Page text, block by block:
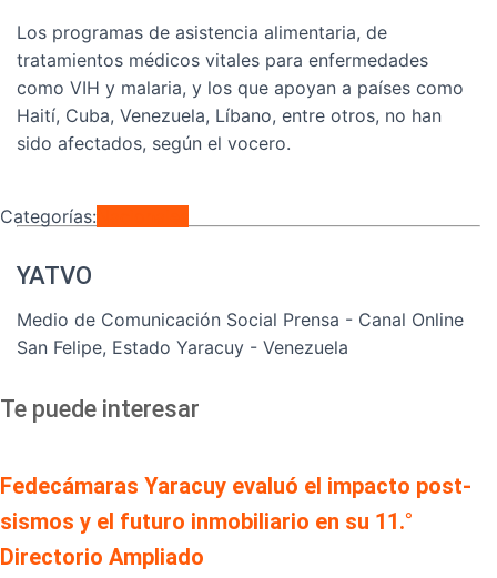
Los programas de asistencia alimentaria, de
tratamientos médicos vitales para enfermedades
como VIH y malaria, y los que apoyan a países como
Haití, Cuba, Venezuela, Líbano, entre otros, no han
sido afectados, según el vocero.
Categorías:
YATVO
Medio de Comunicación Social Prensa - Canal Online
San Felipe, Estado Yaracuy - Venezuela
Te puede interesar
Fedecámaras Yaracuy evaluó el impacto post-
sismos y el futuro inmobiliario en su 11.°
Directorio Ampliado